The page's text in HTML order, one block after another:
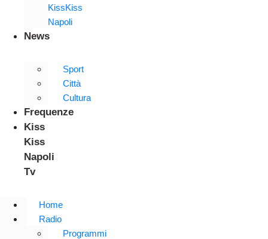
KissKiss
Napoli
News
Sport
Città
Cultura
Frequenze
Kiss
Kiss
Napoli
Tv
Home
Radio
Programmi